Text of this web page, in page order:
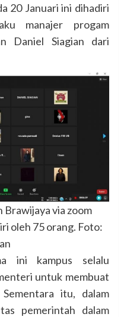
20 Januari ini dihadiri
manajer progam
Daniel Siagian dari
Brawijaya via zoom
oleh 75 orang. Foto:
ini kampus selalu
untuk membuat
itu, dalam
pemerintah dalam